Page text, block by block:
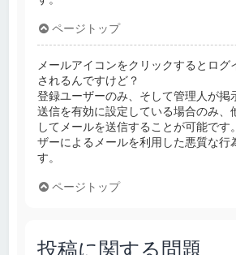
ページトップ
メールアイコンをクリックするとログ
されるんですけど？
登録ユーザーのみ、そして管理人が掲
送信を有効に設定している場合のみ、
してメールを送信することが可能です
ザーによるメールを利用した悪質な行
す。
ページトップ
投稿に関する問題